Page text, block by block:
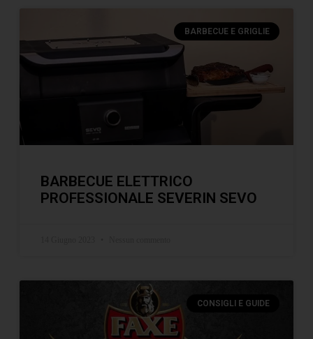
BARBECUE E GRIGLIE
BARBECUE ELETTRICO
PROFESSIONALE SEVERIN SEVO
CONSIGLI E GUIDE